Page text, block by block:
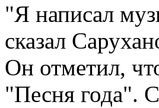
"Я написал
сказал
Он отметил,
"Песня года".